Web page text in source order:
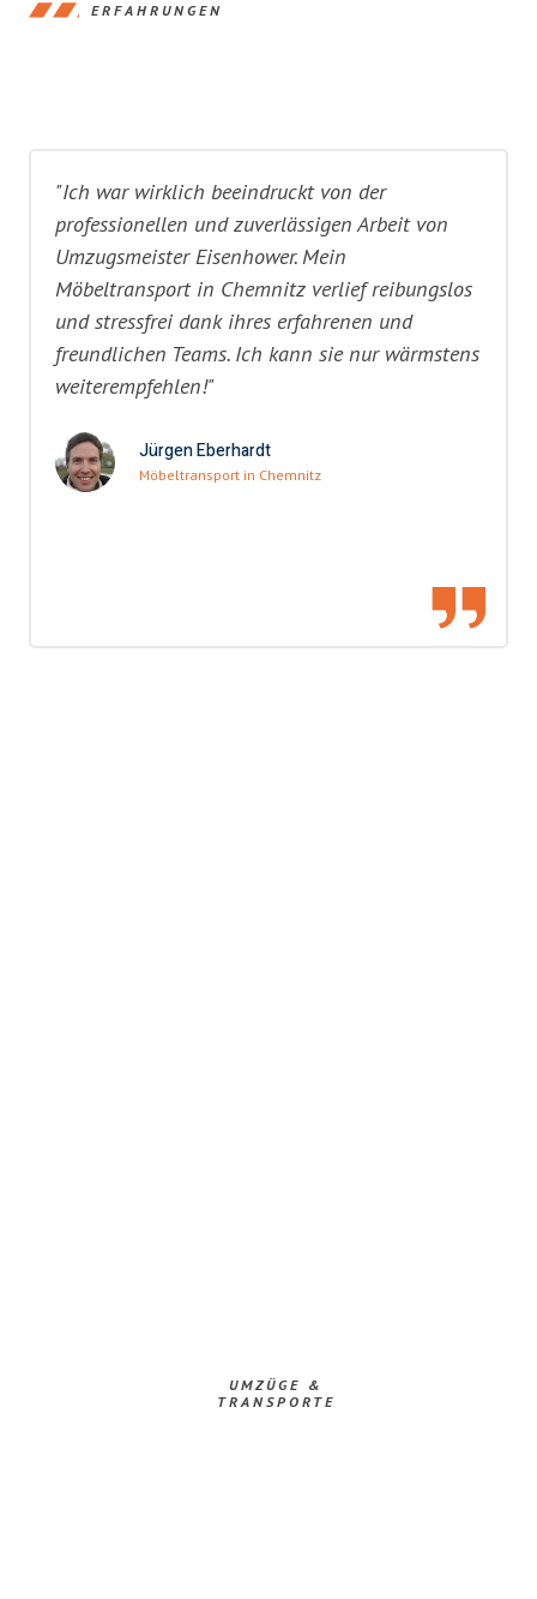
ERFAHRUNGEN
"Ich war wirklich beeindruckt von der
professionellen und zuverlässigen Arbeit von
Umzugsmeister Eisenhower. Mein
Möbeltransport in Chemnitz verlief reibungslos
und stressfrei dank ihres erfahrenen und
freundlichen Teams. Ich kann sie nur wärmstens
weiterempfehlen!"
Jürgen Eberhardt
Möbeltransport in Chemnitz
UMZÜGE &
TRANSPORTE